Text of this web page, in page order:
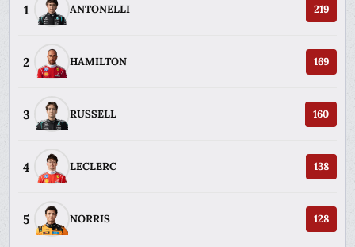
1 ANTONELLI 219
2 HAMILTON 169
3 RUSSELL 160
4 LECLERC 138
5 NORRIS 128